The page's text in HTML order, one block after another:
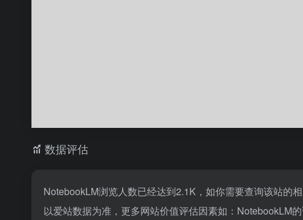
数据评估
NotebookLM浏览人数已经达到2.1K，如你需要查询该站的
以爱站数据为准，更多网站价值评估因素如：NotebookLM